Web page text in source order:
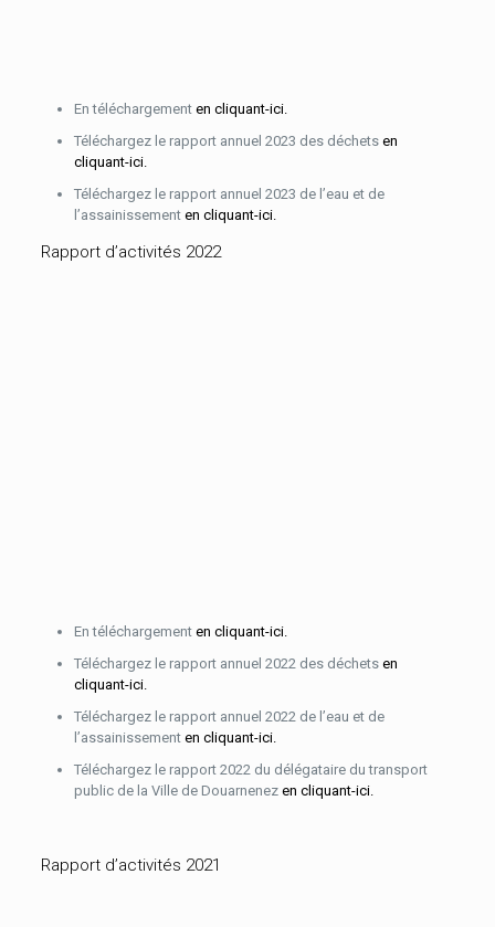
En téléchargement en cliquant-ici.
Téléchargez le rapport annuel 2023 des déchets en
cliquant-ici.
Téléchargez le rapport annuel 2023 de l’eau et de
l’assainissement en cliquant-ici.
Rapport d’activités 2022
En téléchargement en cliquant-ici.
Téléchargez le rapport annuel 2022 des déchets en
cliquant-ici.
Téléchargez le rapport annuel 2022 de l’eau et de
l’assainissement en cliquant-ici.
Téléchargez le rapport 2022 du délégataire du transport
public de la Ville de Douarnenez en cliquant-ici.
Rapport d’activités 2021